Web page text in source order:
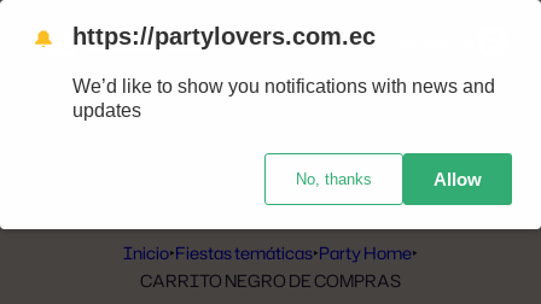
Nuestras tiendas
Inicio‣Fiestas temáticas‣Party Home‣
CARRITO NEGRO DE COMPRAS
🔔 https://partylovers.com.ec
We’d like to show you notifications with news and
updates
No, thanks Allow